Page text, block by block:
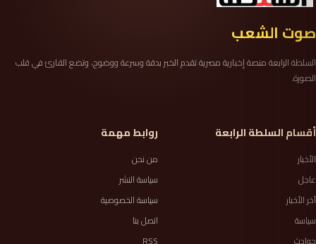
صوت الشعب
السلطة الرابعة منصة إخبارية مصرية تقدم الخبر بدقة وسرعة ووضوح، وتضع القارئ في قلب
الصورة.
أقسام السلطة الرابعة
الأخبار
عاجل
آخر الأخبار
سياسة
حوادث
روابط مهمة
من نحن
سياسة النشر
سياسة الخصوصية
اتصل بنا
RSS